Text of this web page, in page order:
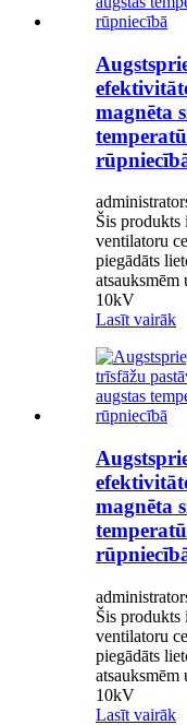
magnēta
Šis produkts
ventilatoru
piegādāts
10kV
Lasīt vairāk
magnēta
Šis produkts
ventilatoru
piegādāts
10kV
Lasīt vairāk